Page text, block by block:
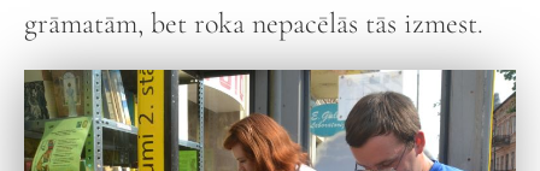
grāmatām, bet roka nepacēlās tās izmest.